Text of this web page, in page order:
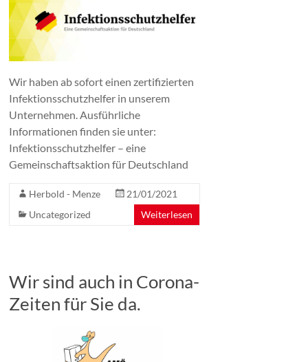
Wir haben ab sofort einen zertifizierten
Infektionsschutzhelfer in unserem
Unternehmen. Ausführliche
Informationen finden sie unter:
Infektionsschutzhelfer – eine
Gemeinschaftsaktion für Deutschland
Herbold - Menze
21/01/2021
Uncategorized
Weiterlesen
Wir sind auch in Corona-
Zeiten für Sie da.